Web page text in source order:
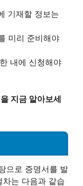
기재할 정보는
미리 준비해야
내에 신청해야
지금 알아보세
으로 증명서를 발
는 다음과 같습